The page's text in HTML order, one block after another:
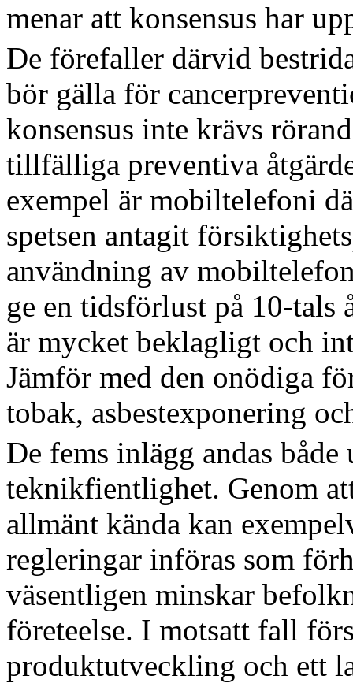
menar att konsensus har
De förefaller därvid
bör gälla för
konsensus inte krävs
tillfälliga preventiva
exempel är mobiltelefoni
spetsen antagit
användning av
ge en tidsförlust på 10-
är mycket beklagligt och
Jämför med den onödiga
tobak, asbestexponering
De fems inlägg andas
teknikfientlighet. Genom
allmänt kända kan
regleringar införas som
väsentligen minskar
företeelse. I motsatt fall
produktutveckling och ett